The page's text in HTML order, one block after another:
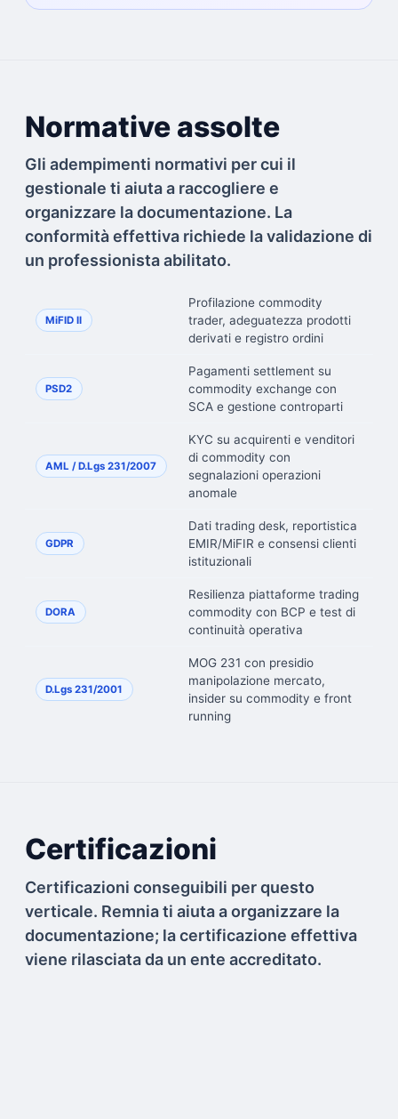
Normative assolte
Gli adempimenti normativi per cui il
gestionale ti aiuta a raccogliere e
organizzare la documentazione. La
conformità effettiva richiede la validazione di
un professionista abilitato.
MiFID II
Profilazione commodity
trader, adeguatezza prodotti
derivati e registro ordini
PSD2
Pagamenti settlement su
commodity exchange con
SCA e gestione controparti
AML / D.Lgs 231/2007
KYC su acquirenti e venditori
di commodity con
segnalazioni operazioni
anomale
GDPR
Dati trading desk, reportistica
EMIR/MiFIR e consensi clienti
istituzionali
DORA
Resilienza piattaforme trading
commodity con BCP e test di
continuità operativa
D.Lgs 231/2001
MOG 231 con presidio
manipolazione mercato,
insider su commodity e front
running
Certificazioni
Certificazioni conseguibili per questo
verticale. Remnia ti aiuta a organizzare la
documentazione; la certificazione effettiva
viene rilasciata da un ente accreditato.